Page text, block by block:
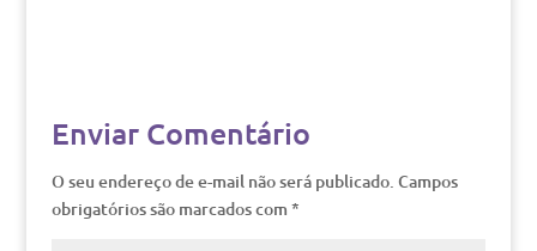
Enviar Comentário
O seu endereço de e-mail não será publicado. Campos
obrigatórios são marcados com *